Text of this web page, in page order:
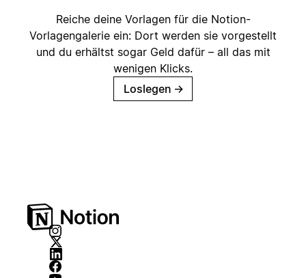
Reiche deine Vorlagen für die Notion-
Vorlagengalerie ein: Dort werden sie vorgestellt
und du erhältst sogar Geld dafür – all das mit
wenigen Klicks.
Loslegen →